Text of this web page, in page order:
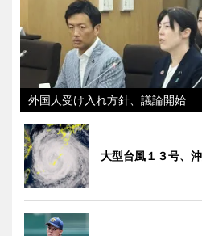
外国人受け入れ方針、議論開始
大型台風１３号、